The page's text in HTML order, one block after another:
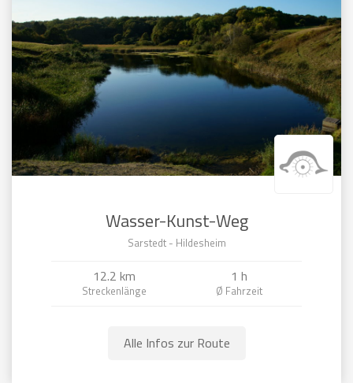
Wasser-Kunst-Weg
Sarstedt - Hildesheim
12.2 km 1 h
Alle Infos zur Route